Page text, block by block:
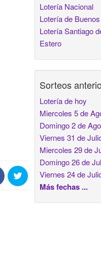
Lotería Nacional
Lotería de
Lotería Santiago
Estero
Sorteos
Lotería de hoy
Miercoles 5 de
Domingo 2 de
Viernes 31 de
Miercoles 29 de
Domingo 26 de
Viernes 24 de
Más fechas ...